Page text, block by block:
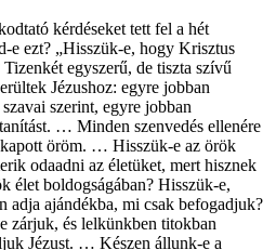
kérdéseket tett fel a hét
e ezt? „Hisszük-e, hogy Krisztus
egyszerű, de tiszta szívű
Jézushoz: egyre jobban
szerint, egyre jobban
… Minden szenvedés ellenére
öröm. … Hisszük-e az örök
odaadni az életüket, mert hisznek
élet boldogságában? Hisszük-e,
adja ajándékba, mi csak befogadjuk?
zárjuk, és lelkünkben titokban
Jézust. … Készen állunk-e a